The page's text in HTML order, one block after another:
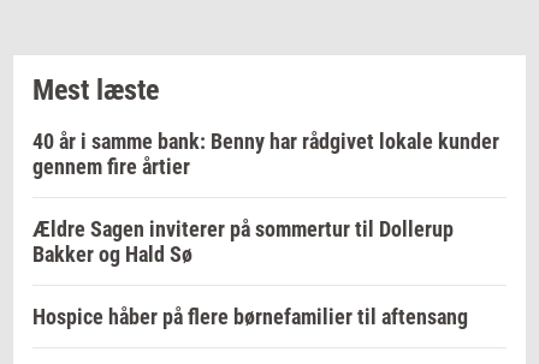
Mest læste
40 år i samme bank: Benny har rådgivet lokale kunder
gennem fire årtier
Ældre Sagen inviterer på sommertur til Dollerup
Bakker og Hald Sø
Hospice håber på flere børnefamilier til aftensang